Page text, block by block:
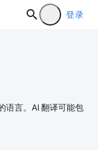
登录
语言。AI 翻译可能包